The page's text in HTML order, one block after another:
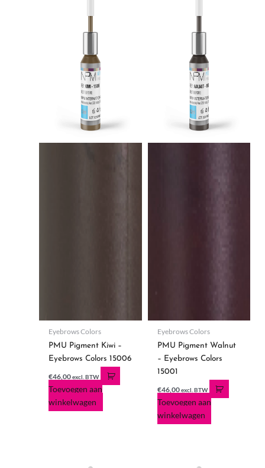
Eyebrows Colors
PMU Pigment Kiwi –
Eyebrows Colors 15006
€46,00 excl. BTW
Toevoegen aan
winkelwagen
Eyebrows Colors
PMU Pigment Walnut
– Eyebrows Colors
15001
€46,00excl. BTW
Toevoegen aan
winkelwagen